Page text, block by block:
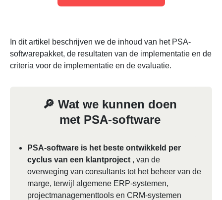
In dit artikel beschrijven we de inhoud van het PSA-
softwarepakket, de resultaten van de implementatie en de
criteria voor de implementatie en de evaluatie.
🔎 Wat we kunnen doen
met PSA-software
PSA-software is het beste ontwikkeld per
cyclus van een klantproject , van de
overweging van consultants tot het beheer van de
marge, terwijl algemene ERP-systemen,
projectmanagementtools en CRM-systemen